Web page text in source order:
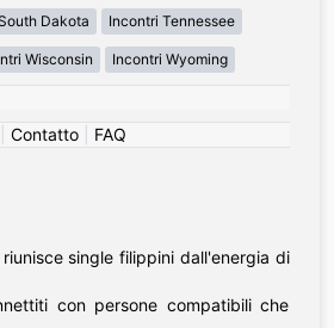
Dakota Incontri Tennessee
Wisconsin Incontri Wyoming
Contatto FAQ
single filippini dall'energia di
con persone compatibili che